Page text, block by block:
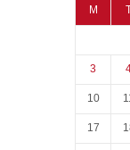
M
3
10
17